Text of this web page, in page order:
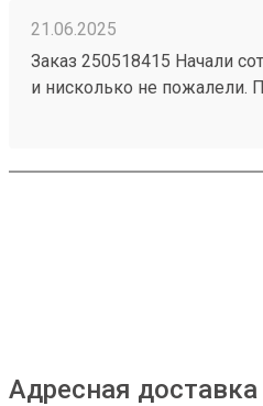
21.06.2025
Заказ 250518415 Начали
и нисколько не пожалели.
Сроки доставки тоже
Адресная